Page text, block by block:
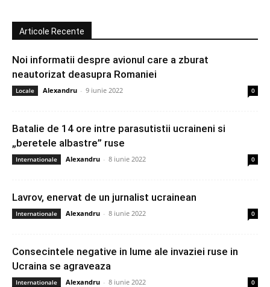
Articole Recente
Noi informatii despre avionul care a zburat
neautorizat deasupra Romaniei
Locale Alexandru - 9 iunie 2022 0
Batalie de 14 ore intre parasutistii ucraineni si
„beretele albastre” ruse
Internationale Alexandru - 8 iunie 2022 0
Lavrov, enervat de un jurnalist ucrainean
Internationale Alexandru - 8 iunie 2022 0
Consecintele negative in lume ale invaziei ruse in
Ucraina se agraveaza
Internationale Alexandru - 8 iunie 2022 0